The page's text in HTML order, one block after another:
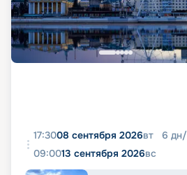
17:3008 сентября 2026вт 6 дн/
09:0013 сентября 2026вс